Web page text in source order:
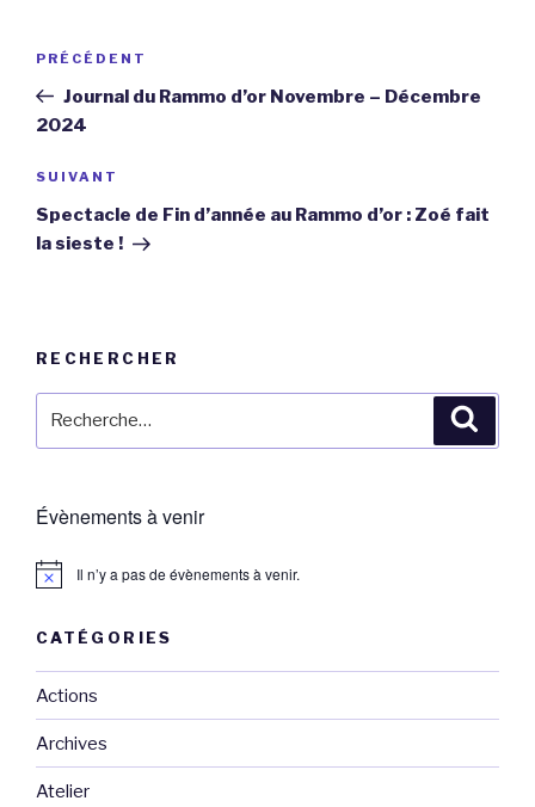
Navigation
l’article
Article
précédent
PRÉCÉDENT
Journal du Rammo d’or Novembre – Décembre
2024
Article
suivant
SUIVANT
Spectacle de Fin d’année au Rammo d’or : Zoé fait
la sieste !
RECHERCHER
Évènements à venir
Il n’y a pas de évènements à venir.
CATÉGORIES
Actions
Archives
Atelier